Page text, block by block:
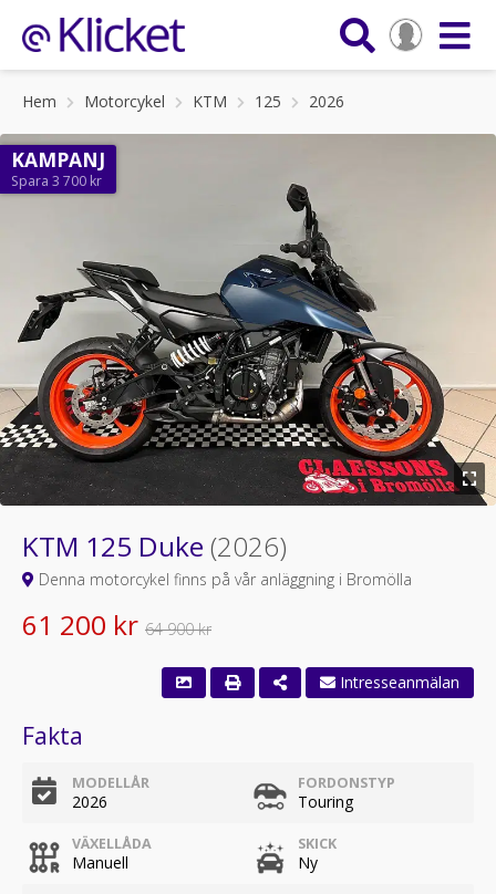
Hem Motorcykel KTM 125 2026
KAMPANJ
Spara 3 700 kr
KTM 125 Duke (2026)
Denna motorcykel finns på vår anläggning i Bromölla
61 200 kr 64 900 kr
Intresseanmälan
Fakta
MODELLÅR
2026
FORDONSTYP
Touring
VÄXELLÅDA
Manuell
SKICK
Ny